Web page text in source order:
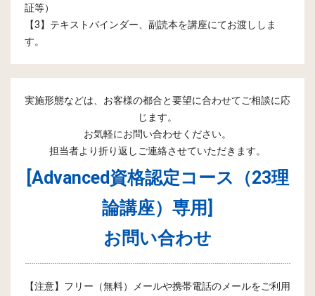
証等）
【3】テキストバインダー、副読本を講座にてお渡ししま
す。
実施形態などは、お客様の都合と要望に合わせてご相談に応
じます。
お気軽にお問い合わせください。
担当者より折り返しご連絡させていただきます。
[Advanced資格認定コース（23理
論講座）専用]
お問い合わせ
【注意】フリー（無料）メールや携帯電話のメールをご利用